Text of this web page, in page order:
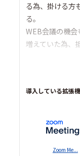
る為、掛ける方
る。
WEB会議の機
増えていた為、
導入している拡張
Zoom Me...